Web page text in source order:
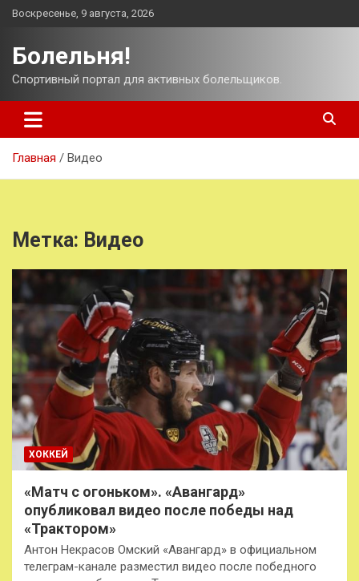
Перейти
Воскресенье, 9 августа, 2026
Болельня!
Спортивный портал для активных болельщиков.
Главная Видео
Метка: Видео
ХОККЕЙ
«Матч с огоньком». «Авангард»
опубликовал видео после победы над
«Трактором»
Антон Некрасов Омский «Авангард» в официальном
телеграм-канале разместил видео после победного